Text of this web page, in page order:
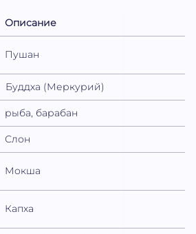
Описание
Пушан
Буддха (Меркурий)
рыба, барабан
Слон
Мокша
Капха